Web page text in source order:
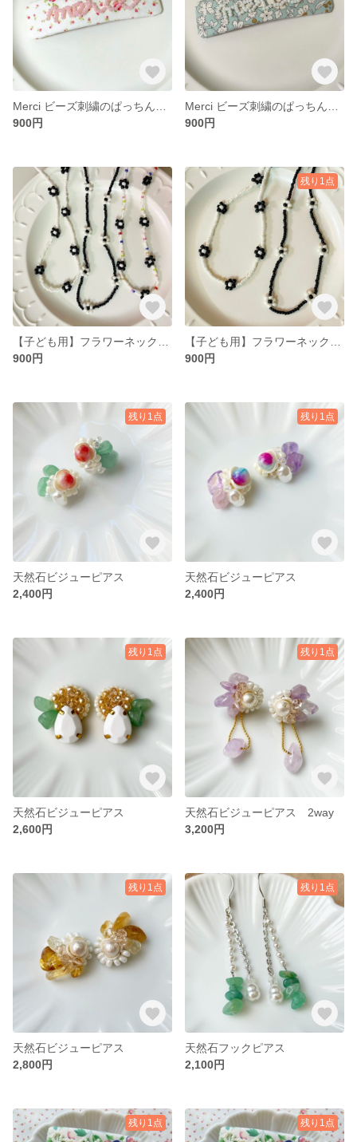
900円
900円
900円
残り1点
900円
残り1点
天然石ビジューピアス
2,400円
残り1点
天然石ビジューピアス
2,400円
残り1点
天然石ビジューピアス
2,600円
残り1点
天然石ビジューピアス 2way
3,200円
残り1点
天然石ビジューピアス
2,800円
残り1点
天然石フックピアス
2,100円
残り1点 残り1点